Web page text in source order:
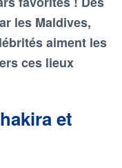
les Maldives,
aiment les
ces lieux
et